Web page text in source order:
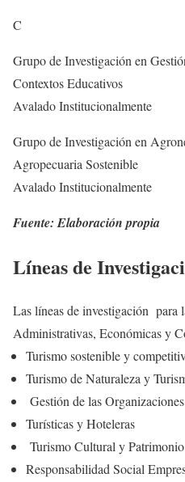
C
Grupo de Investigación en
Contextos Educativos
Avalado Institucionalmente
Grupo de Investigación en
Agropecuaria Sostenible
Avalado Institucionalmente
Fuente: Elaboración propia
Líneas de
Las líneas de investigación para
Administrativas, Económicas y
Turismo sostenible y
Turismo de Naturaleza y
Gestión de las Organizaciones
Turísticas y Hoteleras
Turismo Cultural y Patrimonio
Responsabilidad Social